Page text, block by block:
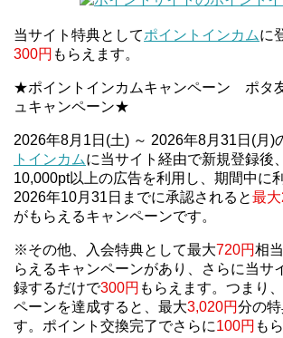
当サイト特典としてポイントインカムに
300円 もらえます。
★ポイントインカムキャンペーン ポタ
ュキャンペーン★
2026年8月1日(土) ～ 2026年8月31日(月)
トインカムに当サイト経由で新規登録後
10,000pt以上の広告を利用し、期間中に
2026年10月31日までに承認されると最
がもらえるキャンペーンです。
※その他、入会特典として最大720円相
らえるキャンペーンがあり、さらに当サ
録するだけで300円 もらえます。つまり
ペーンを達成すると、最大3,020円分の
す。ポイント交換完了でさらに100円 も